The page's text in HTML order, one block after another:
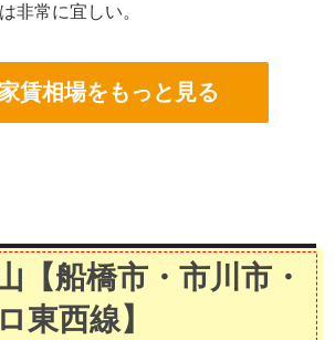
非常に宜しい。
賃相場をもっと見る
【船橋市・市川市・
東西線】